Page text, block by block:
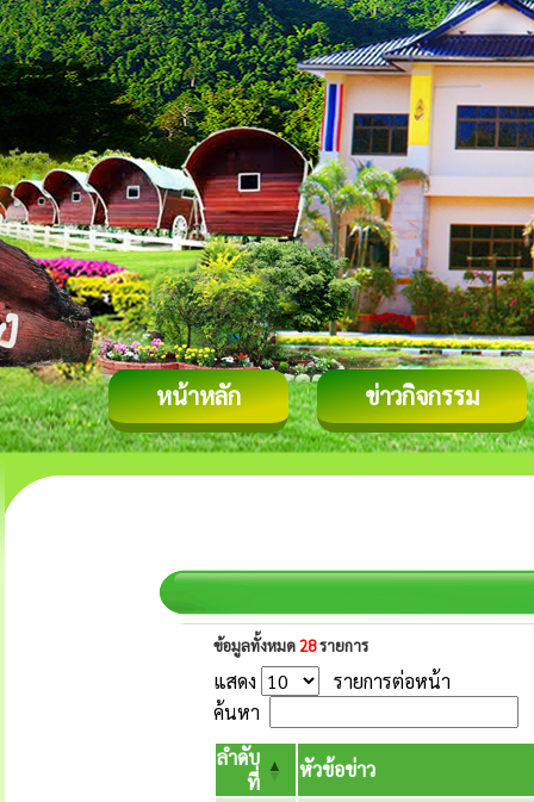
หน้าหลัก ข่าวกิจกรรม
ข้อมูลทั้งหมด 28รายการ
แสดง
รายการต่อหน้า
ค้นหา
ลำดับ
ที่
หัวข้อข่าว